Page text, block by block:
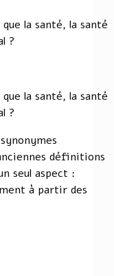
la santé, la santé
?
la santé, la santé
?
définitions
seul aspect :
à partir des